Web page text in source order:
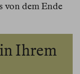
von dem Ende
Ihrem